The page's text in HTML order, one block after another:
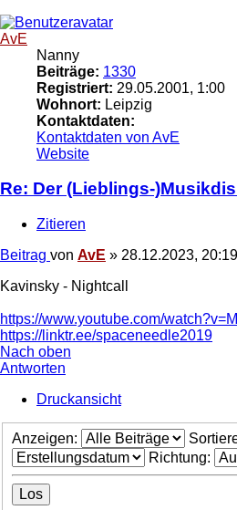
AvE
Nanny
Beiträge: 1330
Registriert: 29.05.2001, 1:00
Wohnort: Leipzig
Kontaktdaten:
Kontaktdaten von AvE
Website
Re: Der (Lieblings-
Zitieren
Beitrag von AvE » 28.12.2023, 20:19
Kavinsky - Nightcall
https://www.youtube.com/
https://linktr.ee/spaceneedle2019
Nach oben
Antworten
Druckansicht
Anzeigen:
Richtung: